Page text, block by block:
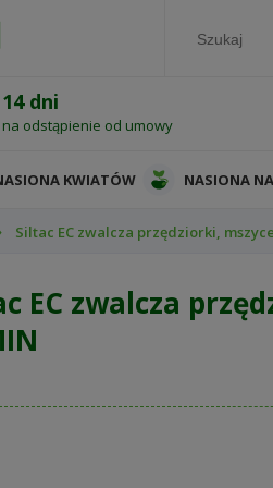
14 dni
na odstąpienie od umowy
KWIATÓW NASIONA
Siltac EC zwalcza przędziorki,
EC zwalcza